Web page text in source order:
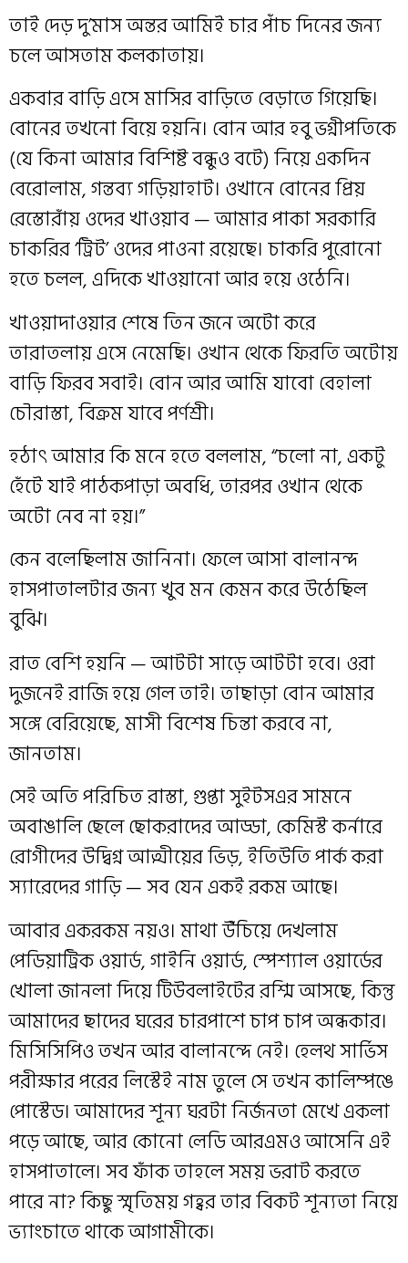
তাই দেড় দু’মাস অন্তর আমিই চার পাঁচ দিনের জন্য
চলে আসতাম কলকাতায়।
একবার বাড়ি এসে মাসির বাড়িতে বেড়াতে গিয়েছি।
বোনের তখনো বিয়ে হয়নি। বোন আর হবু ভগ্নীপতিকে
(যে কিনা আমার বিশিষ্ট বন্ধুও বটে) নিয়ে একদিন
বেরোলাম, গন্তব্য গড়িয়াহাট। ওখানে বোনের প্রিয়
রেস্তোরাঁয় ওদের খাওয়াব — আমার পাকা সরকারি
চাকরির ‘ট্রিট’ ওদের পাওনা রয়েছে। চাকরি পুরোনো
হতে চলল, এদিকে খাওয়ানো আর হয়ে ওঠেনি।
খাওয়াদাওয়ার শেষে তিন জনে অটো করে
তারাতলায় এসে নেমেছি। ওখান থেকে ফিরতি অটোয়
বাড়ি ফিরব সবাই। বোন আর আমি যাবো বেহালা
চৌরাস্তা, বিক্রম যাবে পর্ণশ্রী।
হঠাৎ আমার কি মনে হতে বললাম, “চলো না, একটু
হেঁটে যাই পাঠকপাড়া অবধি, তারপর ওখান থেকে
অটো নেব না হয়।”
কেন বলেছিলাম জানিনা। ফেলে আসা বালানন্দ
হাসপাতালটার জন্য খুব মন কেমন করে উঠেছিল
বুঝি।
রাত বেশি হয়নি — আটটা সাড়ে আটটা হবে। ওরা
দুজনেই রাজি হয়ে গেল তাই। তাছাড়া বোন আমার
সঙ্গে বেরিয়েছে, মাসী বিশেষ চিন্তা করবে না,
জানতাম।
সেই অতি পরিচিত রাস্তা, গুপ্তা সুইটসএর সামনে
অবাঙালি ছেলে ছোকরাদের আড্ডা, কেমিস্ট কর্নারে
রোগীদের উদ্বিগ্ন আত্মীয়ের ভিড়, ইতিউতি পার্ক করা
স্যারেদের গাড়ি — সব যেন একই রকম আছে।
আবার একরকম নয়ও। মাথা উঁচিয়ে দেখলাম
পেডিয়াট্রিক ওয়ার্ড, গাইনি ওয়ার্ড, স্পেশ্যাল ওয়ার্ডের
খোলা জানলা দিয়ে টিউবলাইটের রশ্মি আসছে, কিন্তু
আমাদের ছাদের ঘরের চারপাশে চাপ চাপ অন্ধকার।
মিসিসিপিও তখন আর বালানন্দে নেই। হেলথ সার্ভিস
পরীক্ষার পরের লিস্টেই নাম তুলে সে তখন কালিম্পঙে
পোস্টেড। আমাদের শূন্য ঘরটা নির্জনতা মেখে একলা
পড়ে আছে, আর কোনো লেডি আরএমও আসেনি এই
হাসপাতালে। সব ফাঁক তাহলে সময় ভরাট করতে
পারে না? কিছু স্মৃতিময় গহ্বর তার বিকট শূন্যতা নিয়ে
ভ্যাংচাতে থাকে আগামীকে।